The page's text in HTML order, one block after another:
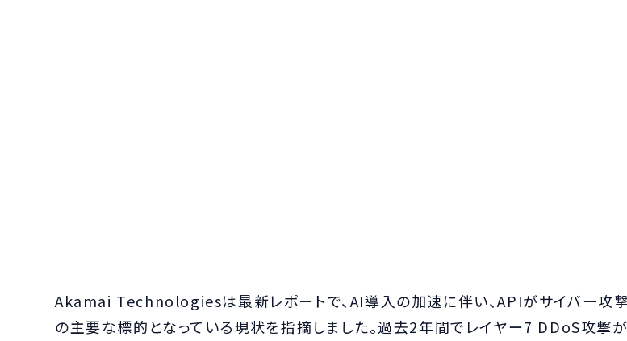
Akamai Technologiesは最新レポートで、AI導入の加速に伴い、APIがサイバー攻
の主要な標的となっている現状を指摘しました。過去2年間でレイヤー7 DDoS攻撃が